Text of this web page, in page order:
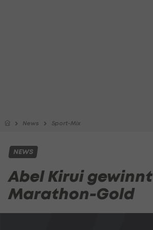
News Sport-Mix
NEWS
Abel Kirui gewinnt
Marathon-Gold